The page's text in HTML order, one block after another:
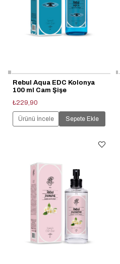
Rebul Aqua EDC Kolonya
100 ml Cam Şişe
₺229,90
Ürünü İncele Sepete Ekle